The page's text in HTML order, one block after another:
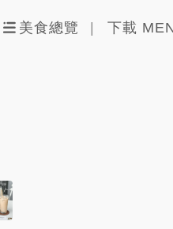
美食總覽 下載